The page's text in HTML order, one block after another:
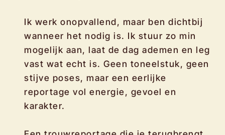
Ik werk onopvallend, maar ben dichtbij
wanneer het nodig is. Ik stuur zo min
mogelijk aan, laat de dag ademen en leg
vast wat echt is. Geen toneelstuk, geen
stijve poses, maar een eerlijke
reportage vol energie, gevoel en
karakter.